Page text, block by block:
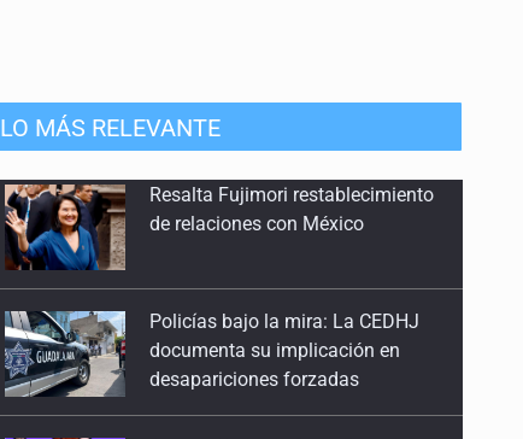
LO MÁS RELEVANTE
Policías bajo la mira: La CEDHJ
Asume Abelardo De la Espriella
como Presidente de Colombia